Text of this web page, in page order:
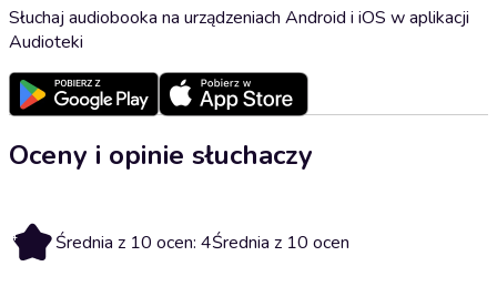
Słuchaj audiobooka na urządzeniach Android i iOS w aplikacji
Audioteki
Oceny i opinie słuchaczy
4 Średnia z 10 ocen: 4Średnia z 10 ocen